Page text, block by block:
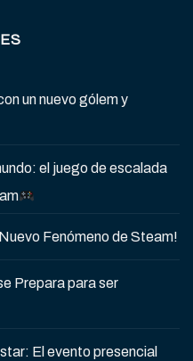
un nuevo gólem y
el juego de escalada
Fenómeno de Steam!
Prepara para ser
El evento presencial